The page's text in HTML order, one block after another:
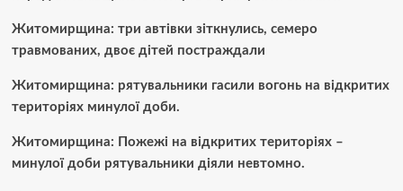
Житомирщина: три автівки зіткнулись, семеро
травмованих, двоє дітей постраждали
Житомирщина: рятувальники гасили вогонь на відкритих
територіях минулої доби.
Житомирщина: Пожежі на відкритих територіях –
минулої доби рятувальники діяли невтомно.